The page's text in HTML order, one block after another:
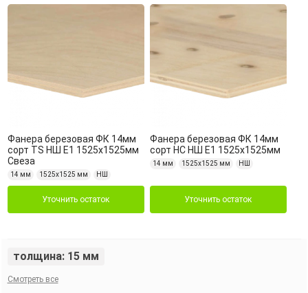
Фанера березовая ФК 14мм
сорт TS НШ Е1 1525х1525мм
Свеза
14 мм 1525х1525 мм НШ
Уточнить остаток
Фанера березовая ФК 14мм
сорт НС НШ Е1 1525х1525мм
14 мм 1525х1525 мм НШ
Уточнить остаток
толщина: 15 мм
Смотреть все